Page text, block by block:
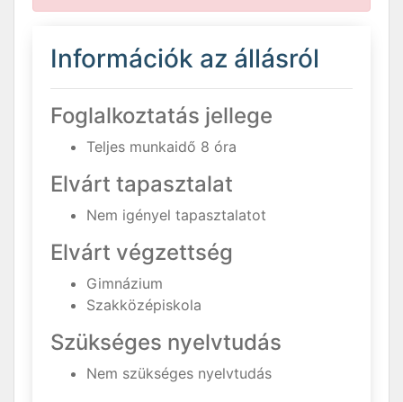
Információk az állásról
Foglalkoztatás jellege
Teljes munkaidő 8 óra
Elvárt tapasztalat
Nem igényel tapasztalatot
Elvárt végzettség
Gimnázium
Szakközépiskola
Szükséges nyelvtudás
Nem szükséges nyelvtudás